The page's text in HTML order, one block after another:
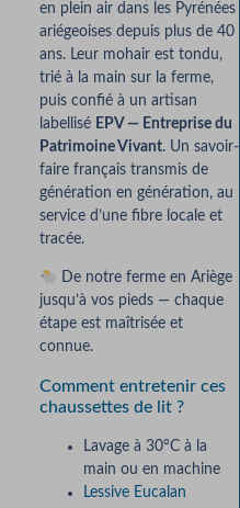
en plein air dans les Pyrénées
ariégeoises depuis plus de 40
ans. Leur mohair est tondu,
trié à la main sur la ferme,
puis confié à un artisan
labellisé EPV — Entreprise du
Patrimoine Vivant. Un savoir-
faire français transmis de
génération en génération, au
service d’une fibre locale et
tracée.
De notre ferme en Ariège
jusqu’à vos pieds — chaque
étape est maîtrisée et
connue.
Comment entretenir ces
chaussettes de lit ?
Lavage à 30°C à la
main ou en machine
Lessive Eucalan